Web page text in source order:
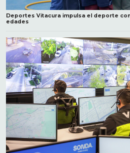
Deportes Vitacura impulsa el deporte
edades